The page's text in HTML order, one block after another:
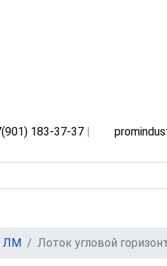
183-37-37 |
ЛМ Лоток угловой